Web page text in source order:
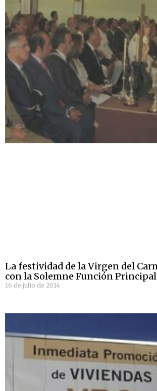
La festividad de la Virgen del
con la Solemne Función
16 de julio de 2014